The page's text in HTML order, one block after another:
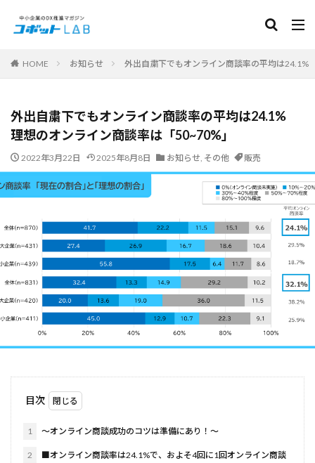
HOME お知らせ 外出自粛下でもオンライン商談率の平均は
外出自粛下でもオンライン商談率の平均は24.1%
理想のオンライン商談率は「50~70%」
2022年3月22日 2025年8月8日 お知らせ, その他 販売
目次
1 ～オンライン商談成功のコツは準備にあり！～
2
■オンライン商談率は24.1%で、およそ4回に1回オンライン商談
サービス
面接コボット for アルバイト
HRコボット for 応募対応
HRコボット for 営業リスト
人事労務コボット
採用ページコボット
常連コボット for LINE
集客コボット for SNS Booster
検索